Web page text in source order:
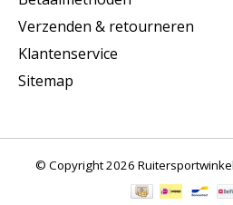
Verzenden & retourneren
Klantenservice
Sitemap
© Copyright 2026